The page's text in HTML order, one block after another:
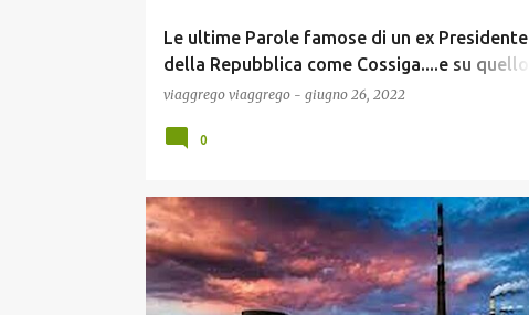
Le ultime Parole famose di un ex Presidente
della Repubblica come Cossiga....e su quello
che gia diceva su Draghi nel 2008 (Video)!
viaggrego viaggrego - giugno 26, 2022
0
ECONOMIA GUERRA UCRAINA NEWS